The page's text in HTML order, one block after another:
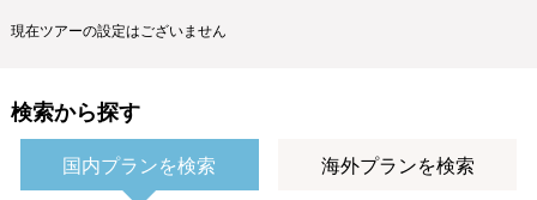
現在ツアーの設定はございません
検索から探す
国内プランを検索 海外プランを検索